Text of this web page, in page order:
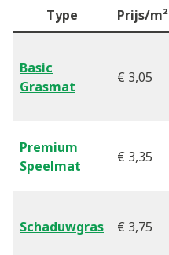
Type Prijs/m²
Basic
Grasmat
€ 3,05
Premium
Speelmat
€ 3,35
Schaduwgras € 3,75